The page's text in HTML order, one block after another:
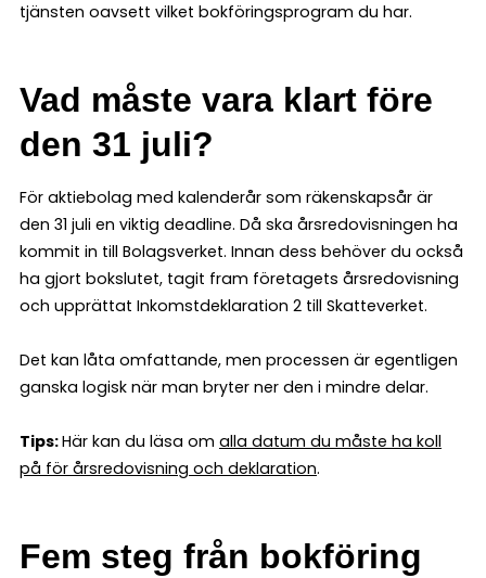
tjänsten oavsett vilket bokföringsprogram du har.
Vad måste vara klart före
den 31 juli?
För aktiebolag med kalenderår som räkenskapsår är
den 31 juli en viktig deadline. Då ska årsredovisningen ha
kommit in till Bolagsverket. Innan dess behöver du också
ha gjort bokslutet, tagit fram företagets årsredovisning
och upprättat Inkomstdeklaration 2 till Skatteverket.
Det kan låta omfattande, men processen är egentligen
ganska logisk när man bryter ner den i mindre delar.
Tips:Här kan du läsa om alla datum du måste ha koll
på för årsredovisning och deklaration.
Fem steg från bokföring